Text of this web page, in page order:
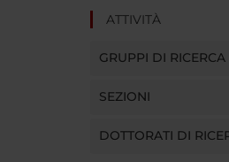
ATTIVITÀ
GRUPPI DI RICERCA
SEZIONI
DOTTORATI DI